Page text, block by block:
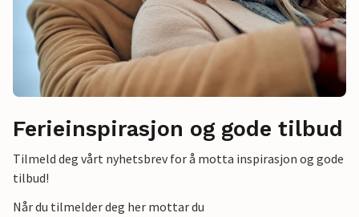
Ferieinspirasjon og gode tilbud
Tilmeld deg vårt nyhetsbrev for å motta inspirasjon og gode
tilbud!
Når du tilmelder deg her mottar du